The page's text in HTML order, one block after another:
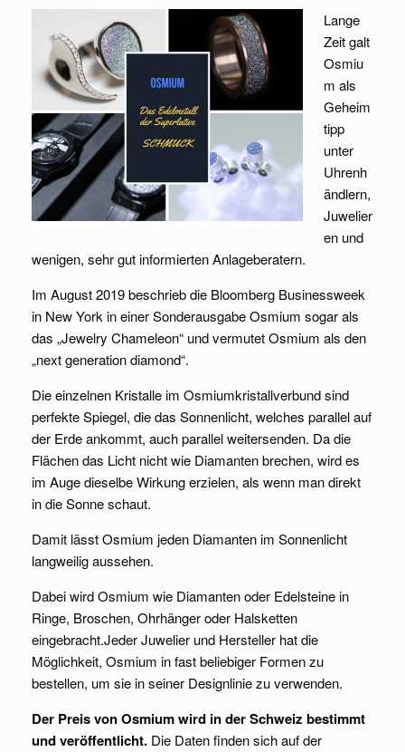
Lange
Zeit galt
Osmiu
m als
Geheim
tipp
unter
Uhrenh
ändlern,
Juwelier
en und
wenigen, sehr gut informierten Anlageberatern.
Im August 2019 beschrieb die Bloomberg Businessweek
in New York in einer Sonderausgabe Osmium sogar als
das „Jewelry Chameleon“ und vermutet Osmium als den
„next generation diamond“.
Die einzelnen Kristalle im Osmiumkristallverbund sind
perfekte Spiegel, die das Sonnenlicht, welches parallel auf
der Erde ankommt, auch parallel weitersenden. Da die
Flächen das Licht nicht wie Diamanten brechen, wird es
im Auge dieselbe Wirkung erzielen, als wenn man direkt
in die Sonne schaut.
Damit lässt Osmium jeden Diamanten im Sonnenlicht
langweilig aussehen.
Dabei wird Osmium wie Diamanten oder Edelsteine in
Ringe, Broschen, Ohrhänger oder Halsketten
eingebracht.Jeder Juwelier und Hersteller hat die
Möglichkeit, Osmium in fast beliebiger Formen zu
bestellen, um sie in seiner Designlinie zu verwenden.
Der Preis von Osmium wird in der Schweiz bestimmt
und veröffentlicht. Die Daten finden sich auf der